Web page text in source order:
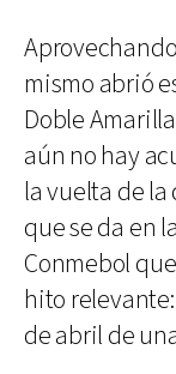
mismo abrió
Doble
aún no hay
la vuelta de la
que se da en
Conmebol
hito
de abril de